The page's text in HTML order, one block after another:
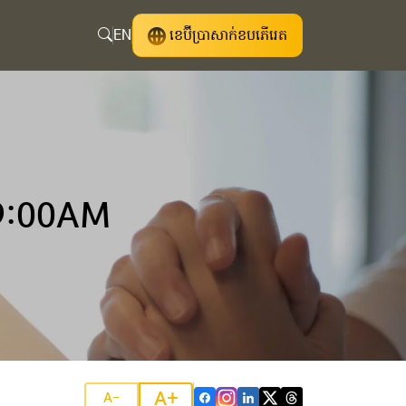
EN ខេប៊ីប្រាសាក់ខបភើរេត
A- A+